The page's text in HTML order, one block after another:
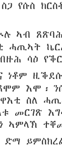
ስጋ የሱስ
ኣብ
ሓጢኣት
ሳዕ
ነቶም ዚቕደሱ
እሞ፡
ስለ
መርገጽ
ኣምላኽ
ድማ